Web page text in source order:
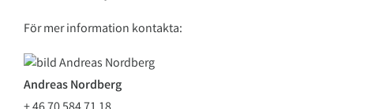
För mer information kontakta:
Andreas Nordberg